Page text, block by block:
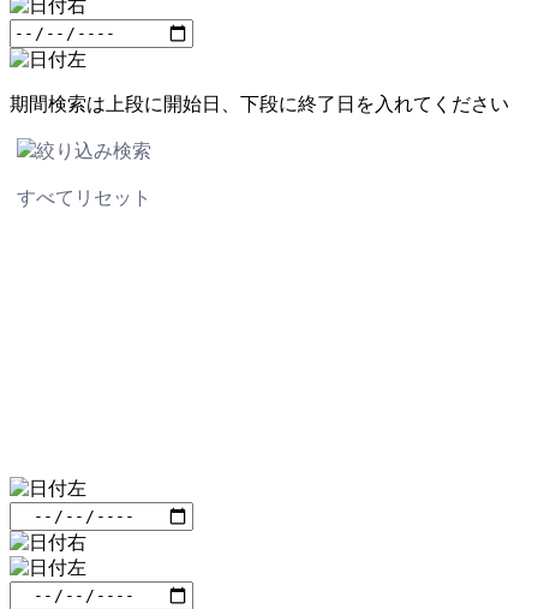
期間検索は上段に開始日、下段に終了日を入れてください
絞り込み検索
すべてリセット